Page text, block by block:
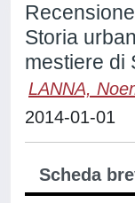
Storia
mestiere di
LANNA,
2014-01-01
Scheda